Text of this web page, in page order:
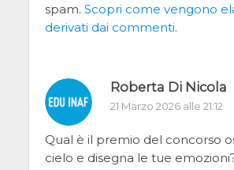
spam. Scopri come vengono
derivati dai commenti.
Roberta Di Nicola
21 Marzo 2026 alle 21:12
Qual è il premio del concorso
cielo e disegna le tue